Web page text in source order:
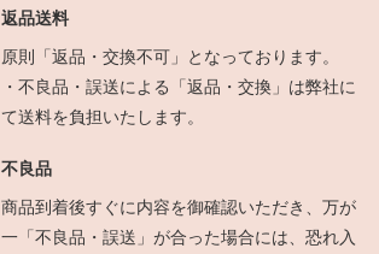
返品送料
原則「返品・交換不可」となっております。
・不良品・誤送による「返品・交換」は弊社に
て送料を負担いたします。
不良品
商品到着後すぐに内容を御確認いただき、万が
一「不良品・誤送」が合った場合には、恐れ入